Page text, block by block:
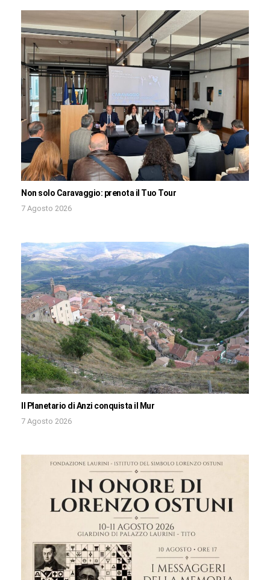
Non solo Caravaggio: prenota il Tuo Tour
7 Agosto 2026
Il Planetario di Anzi conquista il Mur
7 Agosto 2026